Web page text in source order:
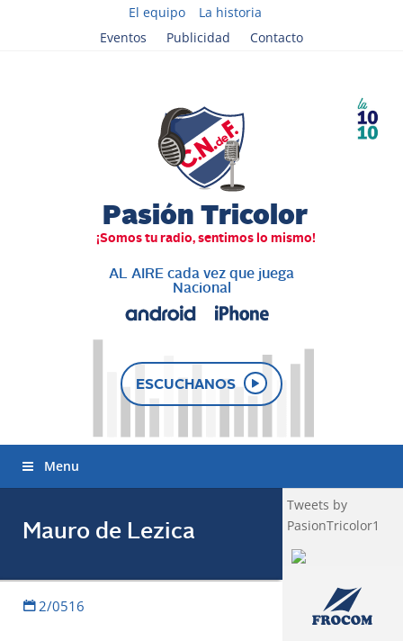
El equipo
La historia
Eventos
Publicidad Contacto
AL AIRE cada vez que juega
Nacional
ESCUCHANOS
Menu
Mauro de Lezica
2/0516
Tweets by
PasionTricolor1